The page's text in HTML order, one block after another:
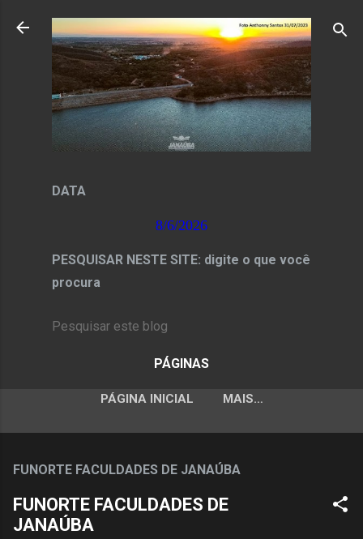
Pular para o conteúdo principal
DATA
8/6/2026
PESQUISAR NESTE SITE: digite o que você
procura
PÁGINAS
PÁGINA INICIAL MAIS…
FUNORTE FACULDADES DE JANAÚBA
FUNORTE FACULDADES DE
JANAÚBA